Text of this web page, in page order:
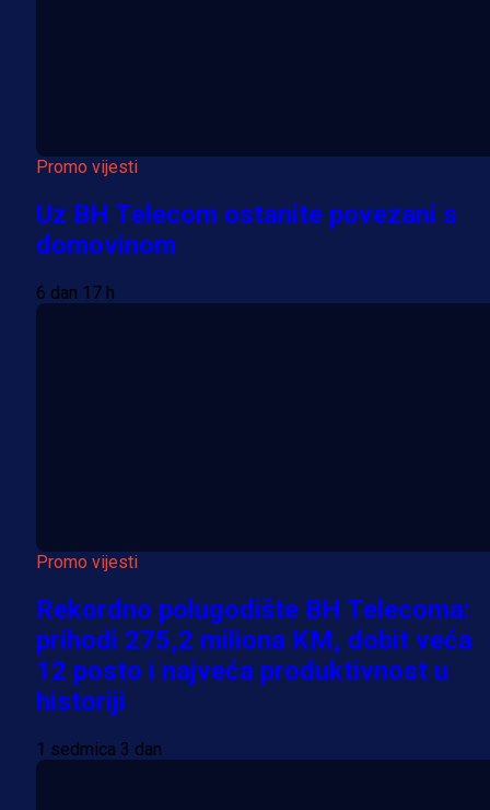
Promo vijesti
Uz BH Telecom ostanite povezani s
domovinom
6 dan 17 h
Promo vijesti
Rekordno polugodište BH Telecoma:
prihodi 275,2 miliona KM, dobit veća
12 posto i najveća produktivnost u
historiji
1 sedmica 3 dan